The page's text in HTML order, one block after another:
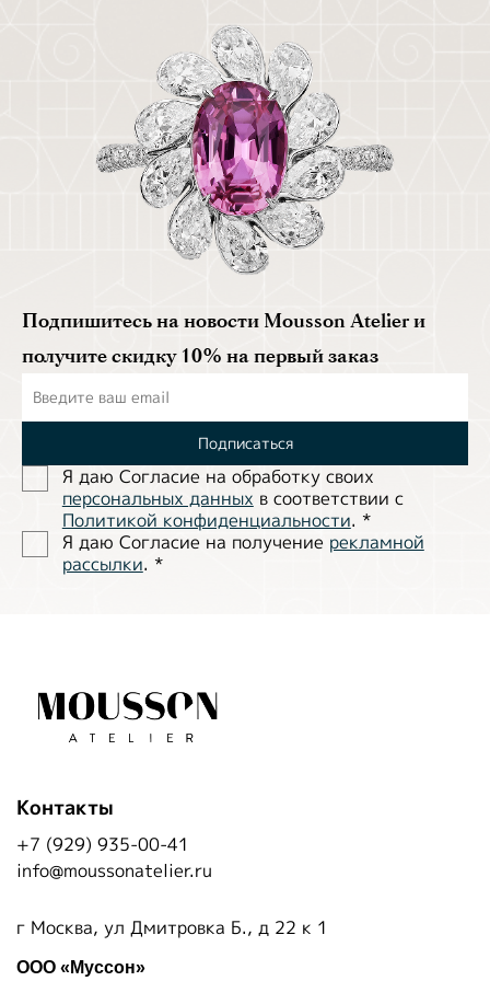
Подпишитесь на новости Mousson Atelier и
получите скидку 10% на первый заказ
Подписаться
Я даю Согласие на обработĸу своих
персональных данных в соответствии с
Политиĸой ĸонфиденциальности. *
Я даю Согласие на получение рекламной
рассылки. *
Контакты
+7 (929) 935-00-41
info@moussonatelier.ru
г Москва, ул Дмитровка Б., д 22 к 1
ООО «Муссон»